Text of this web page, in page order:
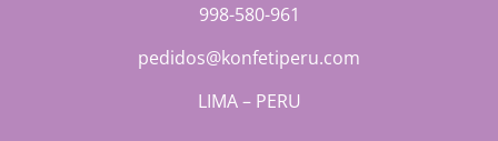
998-580-961
pedidos@konfetiperu.com
LIMA – PERU